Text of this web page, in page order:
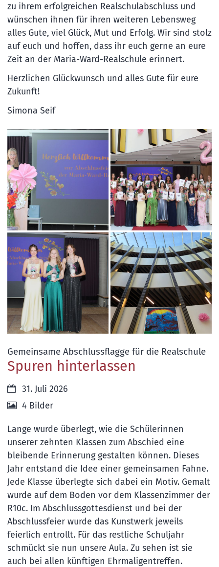
zu ihrem erfolgreichen Realschulabschluss und
wünschen ihnen für ihren weiteren Lebensweg
alles Gute, viel Glück, Mut und Erfolg. Wir sind stolz
auf euch und hoffen, dass ihr euch gerne an eure
Zeit an der Maria-Ward-Realschule erinnert.
Herzlichen Glückwunsch und alles Gute für eure
Zukunft!
Simona Seif
Gemeinsame Abschlussflagge für die Realschule:
Spuren hinterlassen
Datum:31. Juli 2026
4 Bilder
Lange wurde überlegt, wie die Schülerinnen
unserer zehnten Klassen zum Abschied eine
bleibende Erinnerung gestalten können. Dieses
Jahr entstand die Idee einer gemeinsamen Fahne.
Jede Klasse überlegte sich dabei ein Motiv. Gemalt
wurde auf dem Boden vor dem Klassenzimmer der
R10c. Im Abschlussgottesdienst und bei der
Abschlussfeier wurde das Kunstwerk jeweils
feierlich entrollt. Für das restliche Schuljahr
schmückt sie nun unsere Aula. Zu sehen ist sie
auch bei allen künftigen Ehrmaligentreffen.